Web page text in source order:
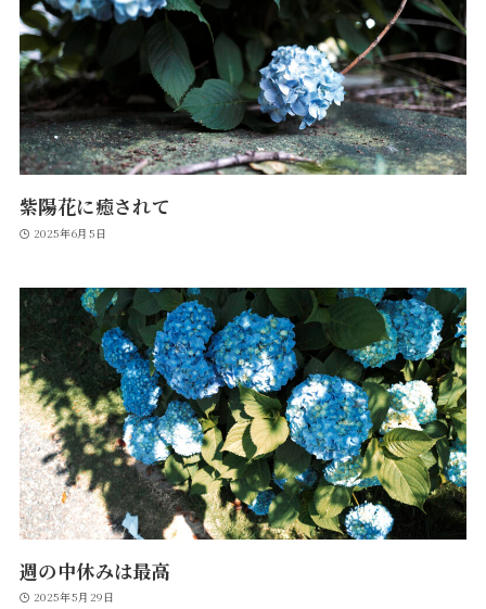
紫陽花に癒されて
2025年6月5日
週の中休みは最高
2025年5月29日